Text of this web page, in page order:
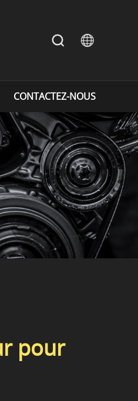
CONTACTEZ-NOUS
pour